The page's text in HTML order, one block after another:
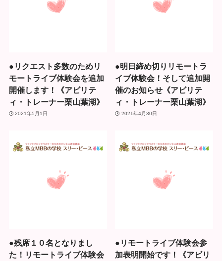
●リクエスト多数のためリ
モートライブ体験会を追加
開催します！《アビリテ
ィ・トレーナー栗山葉湖》
2021年5月1日
●明日締め切りリモートラ
イブ体験会！そして追加開
催のお知らせ《アビリテ
ィ・トレーナー栗山葉湖》
2021年4月30日
●残席１０名となりまし
た！リモートライブ体験会
●リモートライブ体験会参
加表明開始です！《アビリ